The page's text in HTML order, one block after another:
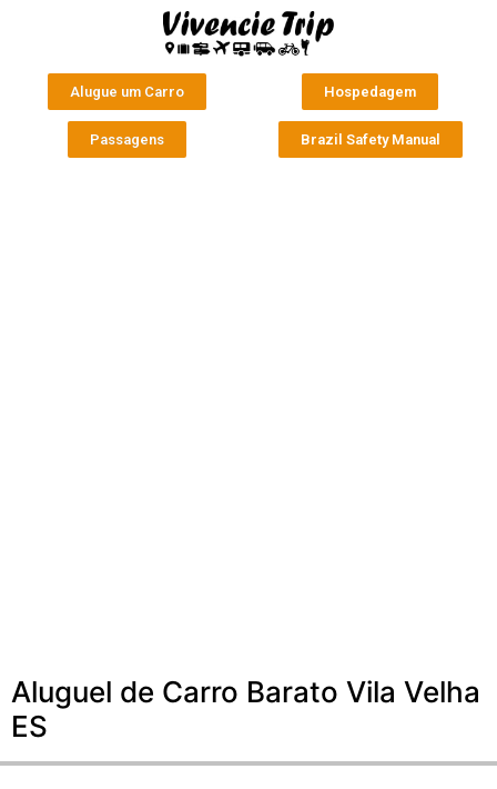
Alugue um Carro Hospedagem
Passagens Brazil Safety Manual
Aluguel de Carro Barato Vila Velha
ES